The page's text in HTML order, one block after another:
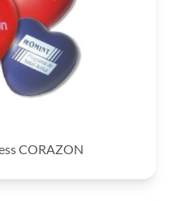
CORAZON